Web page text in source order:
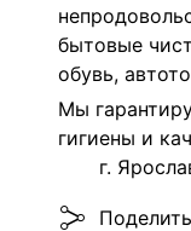
бытовые
обувь,
Мы
гигиены и
г.